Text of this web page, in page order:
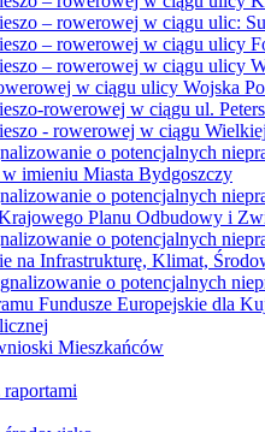
– rowerowej w ciągu ulic:
– rowerowej w ciągu ulicy
– rowerowej w ciągu ulicy
w ciągu ulicy Wojska
rowerowej w ciągu ul.
- rowerowej w ciągu
o potencjalnych
imieniu Miasta Bydgoszczy
o potencjalnych
Planu Odbudowy i
o potencjalnych
na Infrastrukturę, Klimat,
o potencjalnych
Fundusze Europejskie dla
Mieszkańców